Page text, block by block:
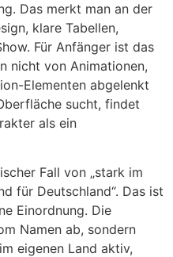
Das merkt man an der
klare Tabellen,
Für Anfänger ist das
nicht von Animationen,
Elementen abgelenkt
sucht, findet
als ein
Fall von „stark im
für Deutschland“. Das ist
Einordnung. Die
Namen ab, sondern
eigenen Land aktiv,